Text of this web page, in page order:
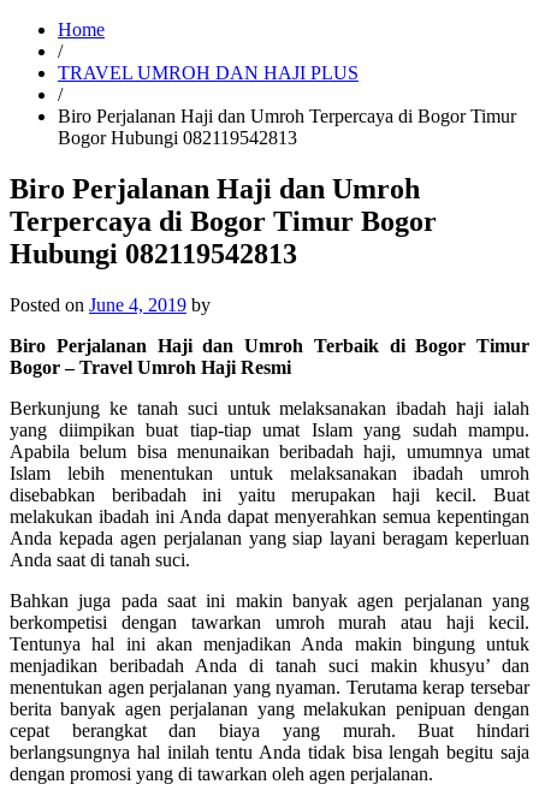
Home
/
TRAVEL UMROH DAN HAJI PLUS
/
Biro Perjalanan Haji dan Umroh Terpercaya di Bogor Timur
Bogor Hubungi 082119542813
Biro Perjalanan Haji dan Umroh
Terpercaya di Bogor Timur Bogor
Hubungi 082119542813
Posted on June 4, 2019 by
Biro Perjalanan Haji dan Umroh Terbaik di Bogor Timur
Bogor – Travel Umroh Haji Resmi
Berkunjung ke tanah suci untuk melaksanakan ibadah haji ialah
yang diimpikan buat tiap-tiap umat Islam yang sudah mampu.
Apabila belum bisa menunaikan beribadah haji, umumnya umat
Islam lebih menentukan untuk melaksanakan ibadah umroh
disebabkan beribadah ini yaitu merupakan haji kecil. Buat
melakukan ibadah ini Anda dapat menyerahkan semua kepentingan
Anda kepada agen perjalanan yang siap layani beragam keperluan
Anda saat di tanah suci.
Bahkan juga pada saat ini makin banyak agen perjalanan yang
berkompetisi dengan tawarkan umroh murah atau haji kecil.
Tentunya hal ini akan menjadikan Anda makin bingung untuk
menjadikan beribadah Anda di tanah suci makin khusyu’ dan
menentukan agen perjalanan yang nyaman. Terutama kerap tersebar
berita banyak agen perjalanan yang melakukan penipuan dengan
cepat berangkat dan biaya yang murah. Buat hindari
berlangsungnya hal inilah tentu Anda tidak bisa lengah begitu saja
dengan promosi yang di tawarkan oleh agen perjalanan.